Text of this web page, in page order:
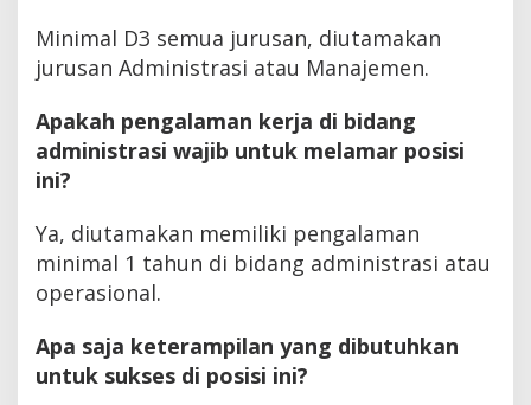
Minimal D3 semua jurusan, diutamakan
jurusan Administrasi atau Manajemen.
Apakah pengalaman kerja di bidang
administrasi wajib untuk melamar posisi
ini?
Ya, diutamakan memiliki pengalaman
minimal 1 tahun di bidang administrasi atau
operasional.
Apa saja keterampilan yang dibutuhkan
untuk sukses di posisi ini?